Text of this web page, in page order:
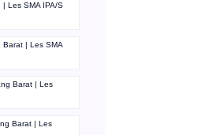
| Les SMA IPA/S
Barat | Les SMA
Barat | Les
Barat | Les